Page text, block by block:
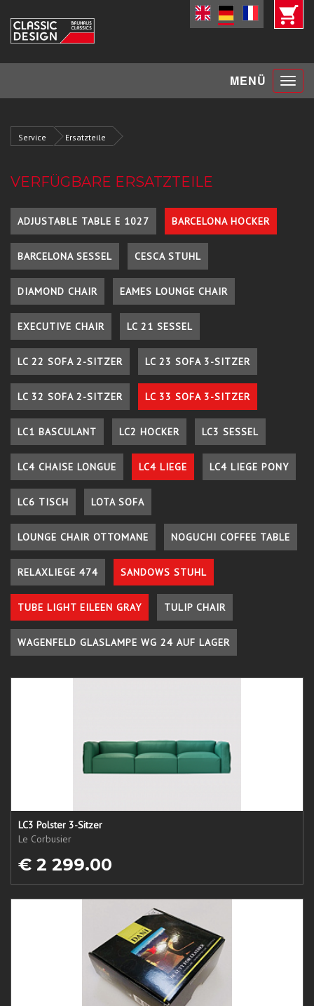
MENÜ Toggle
Service Ersatzteile
VERFÜGBARE ERSATZTEILE
ADJUSTABLE TABLE E 1027 BARCELONA HOCKER
BARCELONA SESSEL CESCA STUHL
DIAMOND CHAIR EAMES LOUNGE CHAIR
EXECUTIVE CHAIR LC 21 SESSEL
LC 22 SOFA 2-SITZER LC 23 SOFA 3-SITZER
LC 32 SOFA 2-SITZER LC 33 SOFA 3-SITZER
LC1 BASCULANT LC2 HOCKER LC3 SESSEL
LC4 CHAISE LONGUE LC4 LIEGE LC4 LIEGE PONY
LC6 TISCH LOTA SOFA
LOUNGE CHAIR OTTOMANE NOGUCHI COFFEE TABLE
RELAXLIEGE 474 SANDOWS STUHL
TUBE LIGHT EILEEN GRAY TULIP CHAIR
WAGENFELD GLASLAMPE WG 24 AUF LAGER
LC3 Polster 3-Sitzer
Le Corbusier
€ 2 299.00